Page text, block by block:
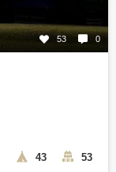
53 0
43 53